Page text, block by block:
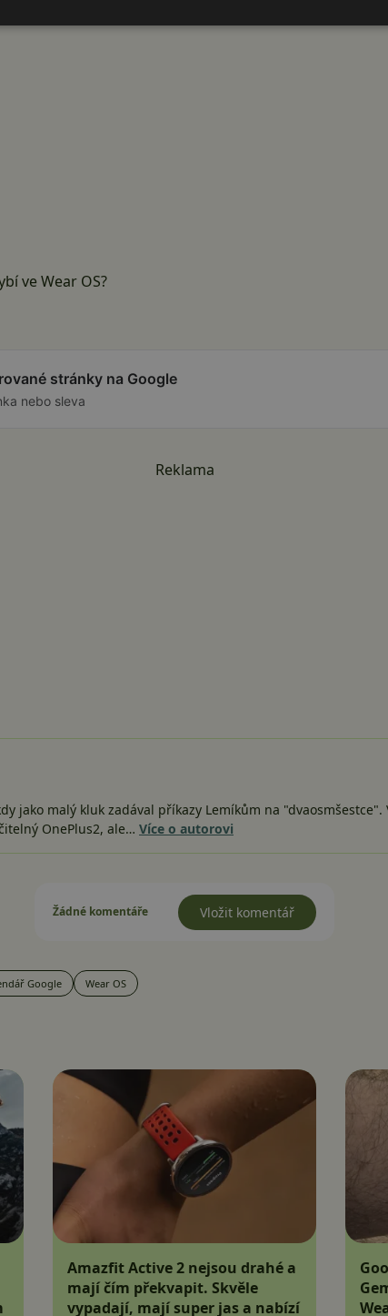
ve Wear OS?
stránky na Google
nebo sleva
Reklama
jako malý kluk zadával příkazy Lemíkům na "dvaosmšestce".
OnePlus2, ale… Více o autorovi
Žádné komentáře Vložit komentář
Google Wear OS
Amazfit Active 2 nejsou drahé a
mají čím překvapit. Skvěle
vypadají, mají super jas a nabízí